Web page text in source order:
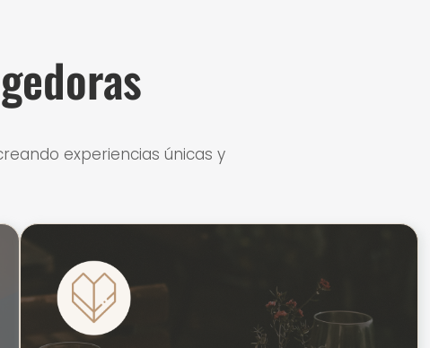
experiencias únicas y